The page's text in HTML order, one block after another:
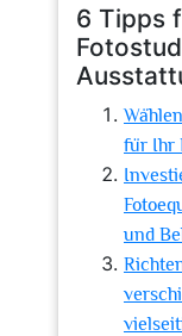
6 Tipps
für Ihr
und